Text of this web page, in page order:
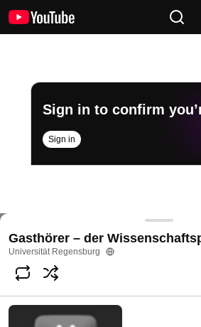
Sign in to confirm
Sign in
KI für alle Fälle?
@Universit%C3%A4tRegensburg-1967
Subscribe
Comments
Gasthörer – der
Universität Regensburg